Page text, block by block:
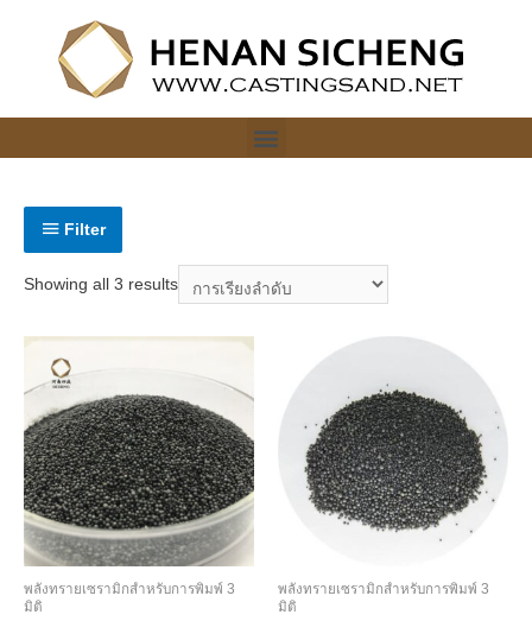
Filter
Showing all 3 results
พลังทรายเซรามิกสำหรับการพิมพ์ 3
มิติ
พลังทรายเซรามิกสำหรับการพิมพ์ 3
มิติ